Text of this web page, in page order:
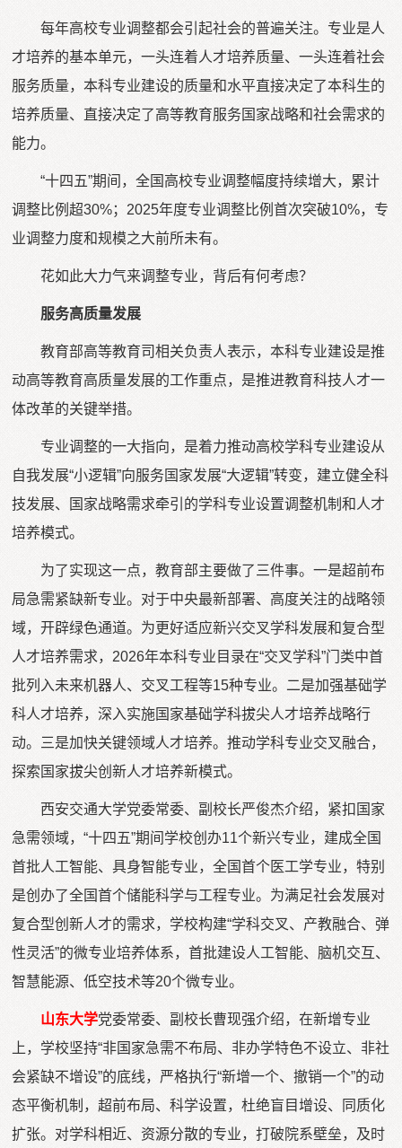
每年高校专业调整都会引起社会的普遍关注。专业是人
才培养的基本单元，一头连着人才培养质量、一头连着社会
服务质量，本科专业建设的质量和水平直接决定了本科生的
培养质量、直接决定了高等教育服务国家战略和社会需求的
能力。
“十四五”期间，全国高校专业调整幅度持续增大，累计
调整比例超30%；2025年度专业调整比例首次突破10%，专
业调整力度和规模之大前所未有。
花如此大力气来调整专业，背后有何考虑？
服务高质量发展
教育部高等教育司相关负责人表示，本科专业建设是推
动高等教育高质量发展的工作重点，是推进教育科技人才一
体改革的关键举措。
专业调整的一大指向，是着力推动高校学科专业建设从
自我发展“小逻辑”向服务国家发展“大逻辑”转变，建立健全科
技发展、国家战略需求牵引的学科专业设置调整机制和人才
培养模式。
为了实现这一点，教育部主要做了三件事。一是超前布
局急需紧缺新专业。对于中央最新部署、高度关注的战略领
域，开辟绿色通道。为更好适应新兴交叉学科发展和复合型
人才培养需求，2026年本科专业目录在“交叉学科”门类中首
批列入未来机器人、交叉工程等15种专业。二是加强基础学
科人才培养，深入实施国家基础学科拔尖人才培养战略行
动。三是加快关键领域人才培养。推动学科专业交叉融合，
探索国家拔尖创新人才培养新模式。
西安交通大学党委常委、副校长严俊杰介绍，紧扣国家
急需领域，“十四五”期间学校创办11个新兴专业，建成全国
首批人工智能、具身智能专业，全国首个医工学专业，特别
是创办了全国首个储能科学与工程专业。为满足社会发展对
复合型创新人才的需求，学校构建“学科交叉、产教融合、弹
性灵活”的微专业培养体系，首批建设人工智能、脑机交互、
智慧能源、低空技术等20个微专业。
山东大学党委常委、副校长曹现强介绍，在新增专业
上，学校坚持“非国家急需不布局、非办学特色不设立、非社
会紧缺不增设”的底线，严格执行“新增一个、撤销一个”的动
态平衡机制，超前布局、科学设置，杜绝盲目增设、同质化
扩张。对学科相近、资源分散的专业，打破院系壁垒，及时